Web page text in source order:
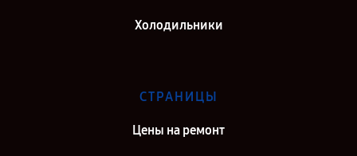
Холодильники
СТРАНИЦЫ
Цены на ремонт